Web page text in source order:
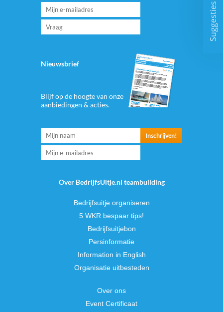
Nieuwsbrief
Blijf op de hoogte van onze
aanbiedingen & acties.
Over BedrijfsUitje.nl teambuilding
Bedrijfsuitje organiseren
5 WKR bespaar tips!
Bedrijfsuitjebon
Persinformatie
Information in English
Organisatie uitbesteden
Over ons
Event Certificaat
Suggesties